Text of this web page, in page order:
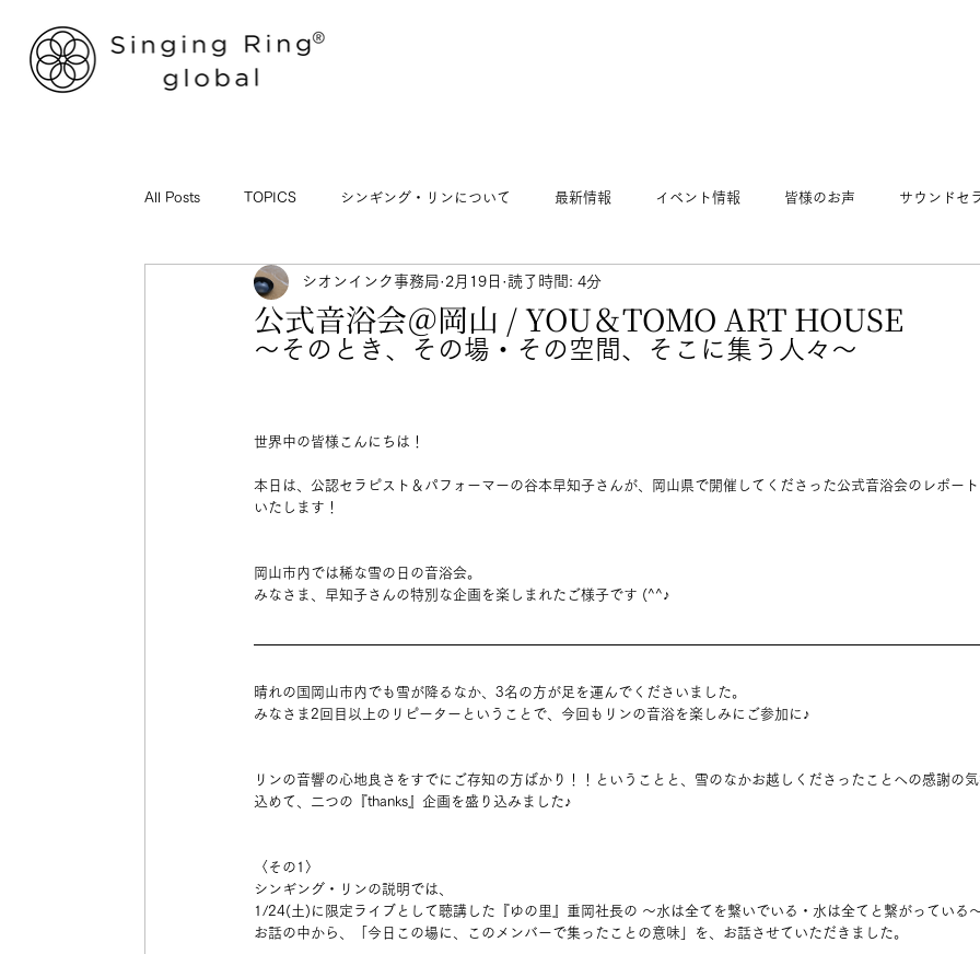
All Posts TOPICS シンギング・リンについて 最新情報 イベント情報 皆様のお声 サウンドセ
公式音浴会＠岡山 / YOU＆TOMO ART HOUSE
シオンインク事務局 2月19日 読了時間: 4分
〜そのとき、その場・その空間、そこに集う人々〜
世界中の皆様こんにちは！
本日は、公認セラピスト＆パフォーマーの谷本早知子さんが、岡山県で開催してくださった公式音浴会のレポー
いたします！
岡山市内では稀な雪の日の音浴会。
みなさま、早知子さんの特別な企画を楽しまれたご様子です (^^♪
晴れの国岡山市内でも雪が降るなか、3名の方が足を運んでくださいました。
みなさま2回目以上のリピーターということで、今回もリンの音浴を楽しみにご参加に♪
リンの音響の心地良さをすでにご存知の方ばかり！！ということと、雪のなかお越しくださったことへの感謝の
込めて、二つの『thanks』企画を盛り込みました♪
〈その1〉
シンギング・リンの説明では、
1/24(土)に限定ライブとして聴講した『ゆの里』重岡社長の 〜水は全てを繋いでいる・水は全てと繋がっている
お話の中から、「今日この場に、このメンバーで集ったことの意味」を、お話させていただきました。